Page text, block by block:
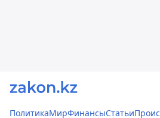
ПолитикаМирФинансыСтатьи